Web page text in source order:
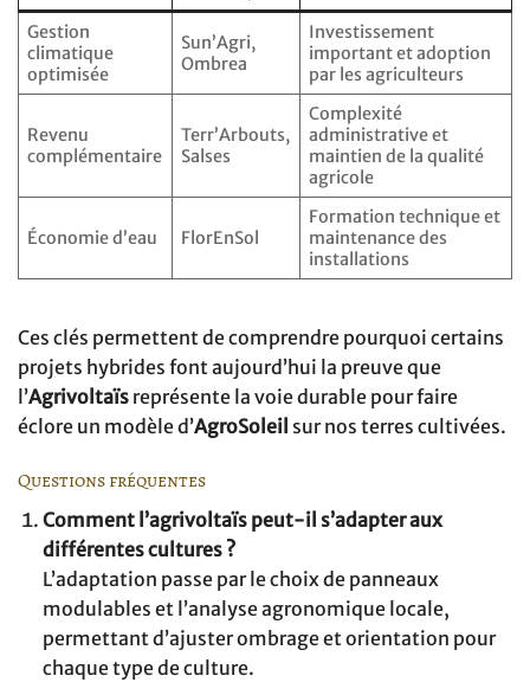
Gestion
climatique
optimisée
Sun’Agri,
Ombrea
Investissement
important et adoption
par les agriculteurs
Revenu
complémentaire
Terr’Arbouts,
Salses
Complexité
administrative et
maintien de la qualité
agricole
Économie d’eau FlorEnSol
Formation technique et
maintenance des
installations
Ces clés permettent de comprendre pourquoi certains
projets hybrides font aujourd’hui la preuve que
l’Agrivoltaïs représente la voie durable pour faire
éclore un modèle d’AgroSoleil sur nos terres cultivées.
Questions fréquentes
Comment l’agrivoltaïs peut-il s’adapter aux
différentes cultures ?
L’adaptation passe par le choix de panneaux
modulables et l’analyse agronomique locale,
permettant d’ajuster ombrage et orientation pour
chaque type de culture.